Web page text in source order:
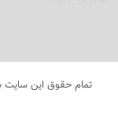
تمام حقوق این سایت